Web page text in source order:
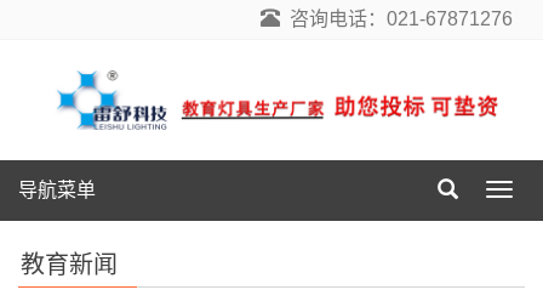
咨询电话：021-67871276
导
航
导航菜单
教育新闻